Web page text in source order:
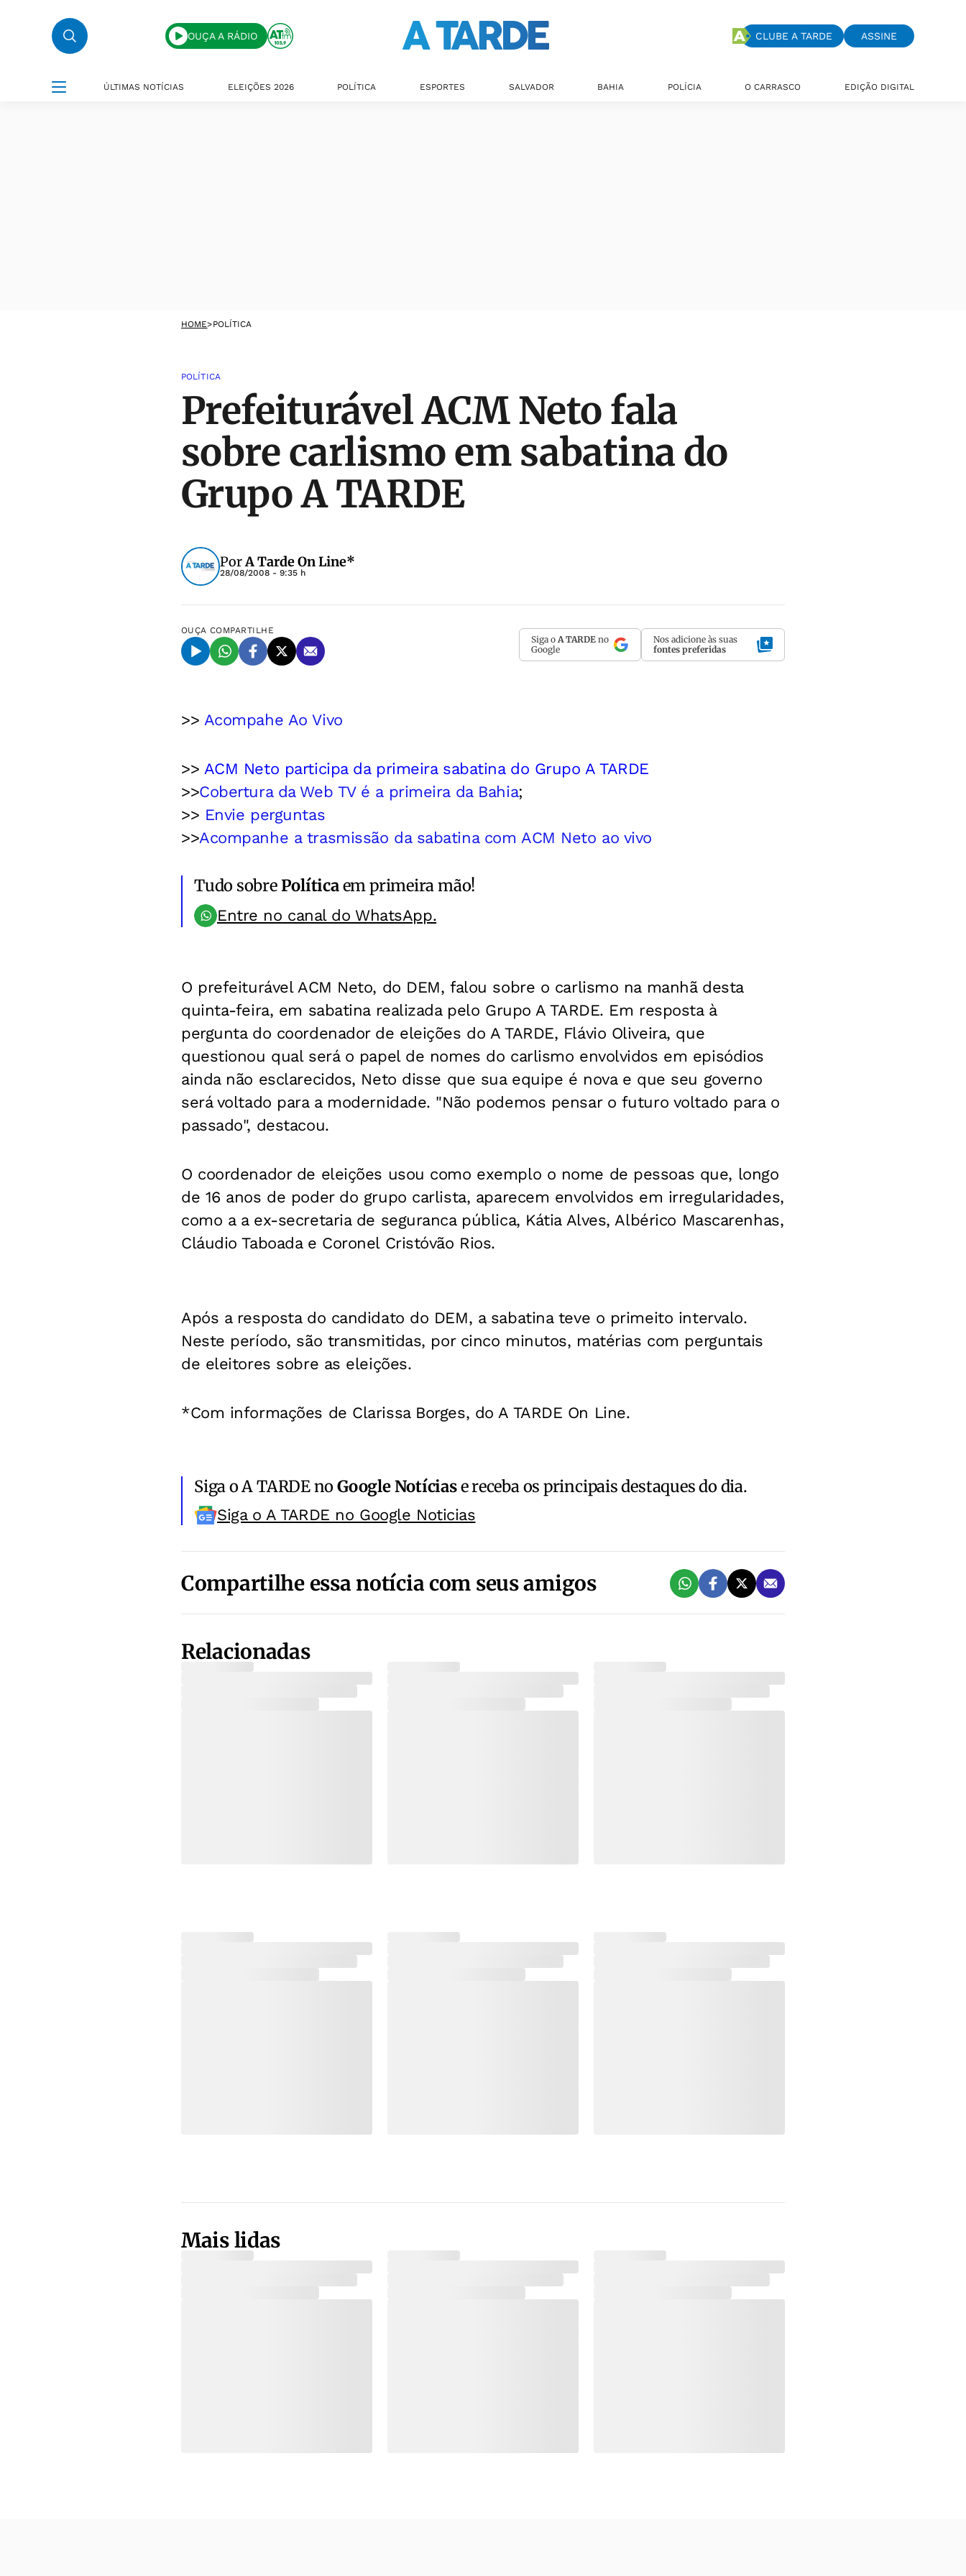
OUÇA A RÁDIO CLUBE A TARDE ASSINE
ÚLTIMAS NOTÍCIAS ELEIÇÕES 2026 POLÍTICA ESPORTES SALVADOR BAHIA POLÍCIA O CARRASCO EDIÇÃO DIGITAL
HOME>POLÍTICA
POLÍTICA
Prefeiturável ACM Neto fala
sobre carlismo em sabatina do
Grupo A TARDE
PorA Tarde On Line*
28/08/2008 - 9:35 h
OUÇA COMPARTILHE
Siga o A TARDE no
Google
Nos adicione às suas
fontes preferidas
>> Acompahe Ao Vivo
>> ACM Neto participa da primeira sabatina do Grupo A TARDE
>>Cobertura da Web TV é a primeira da Bahia;
>> Envie perguntas
>>Acompanhe a trasmissão da sabatina com ACM Neto ao vivo
Tudo sobrePolíticaem primeira mão!
Entre no canal do WhatsApp.
O prefeiturável ACM Neto, do DEM, falou sobre o carlismo na manhã desta
quinta-feira, em sabatina realizada pelo Grupo A TARDE. Em resposta à
pergunta do coordenador de eleições do A TARDE, Flávio Oliveira, que
questionou qual será o papel de nomes do carlismo envolvidos em episódios
ainda não esclarecidos, Neto disse que sua equipe é nova e que seu governo
será voltado para a modernidade. "Não podemos pensar o futuro voltado para o
passado", destacou.
O coordenador de eleições usou como exemplo o nome de pessoas que, longo
de 16 anos de poder do grupo carlista, aparecem envolvidos em irregularidades,
como a a ex-secretaria de seguranca pública, Kátia Alves, Albérico Mascarenhas,
Cláudio Taboada e Coronel Cristóvão Rios.
Após a resposta do candidato do DEM, a sabatina teve o primeito intervalo.
Neste período, são transmitidas, por cinco minutos, matérias com perguntais
de eleitores sobre as eleições.
*Com informações de Clarissa Borges, do A TARDE On Line.
Siga o A TARDE noGoogle Notíciase receba os principais destaques do dia.
Siga o A TARDE no Google Noticias
Compartilhe essa notícia com seus amigos
Relacionadas
Mais lidas